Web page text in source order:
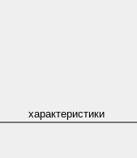
характеристики